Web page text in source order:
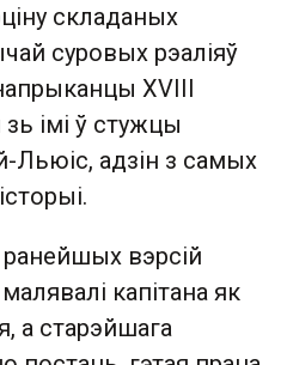
складаных
суровых рэаліяў
XVIII
імі ў стужцы
Льюіс, адзін з самых
вэрсій
капітана як
а старэйшага